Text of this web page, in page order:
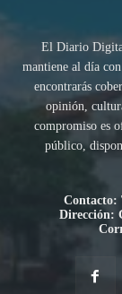
El Diario
mantiene al día
encontrarás
opinión,
compromiso es
público,
Contacto:
Dirección: